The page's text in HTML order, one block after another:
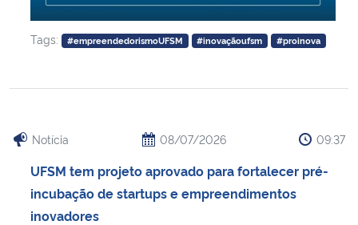
Tags: #empreendedorismoUFSM #inovaçãoufsm #proinova
Notícia 08/07/2026 09:37
UFSM tem projeto aprovado para fortalecer pré-
incubação de startups e empreendimentos
inovadores